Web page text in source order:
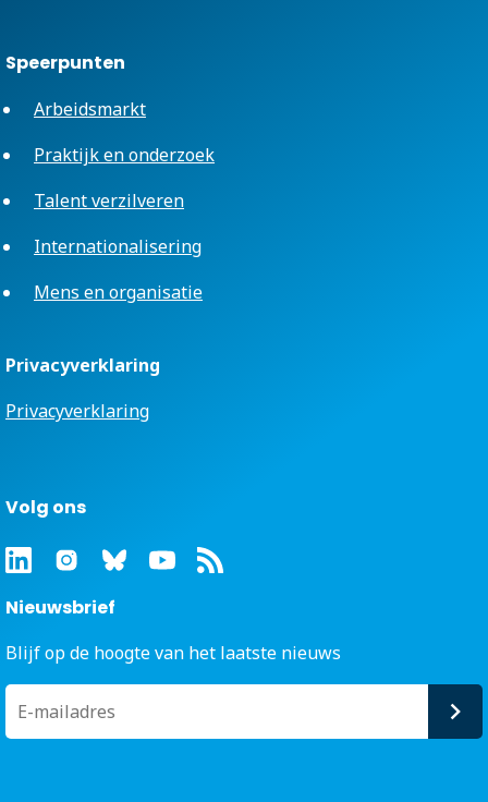
Speerpunten
Arbeidsmarkt
Praktijk en onderzoek
Talent verzilveren
Internationalisering
Mens en organisatie
Privacyverklaring
Privacyverklaring
Volg ons
Nieuwsbrief
Blijf op de hoogte van het laatste nieuws